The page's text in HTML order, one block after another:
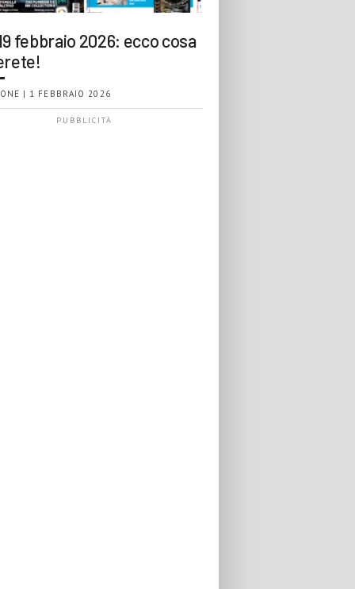
febbraio 2026: ecco cosa
| 1 FEBBRAIO 2026